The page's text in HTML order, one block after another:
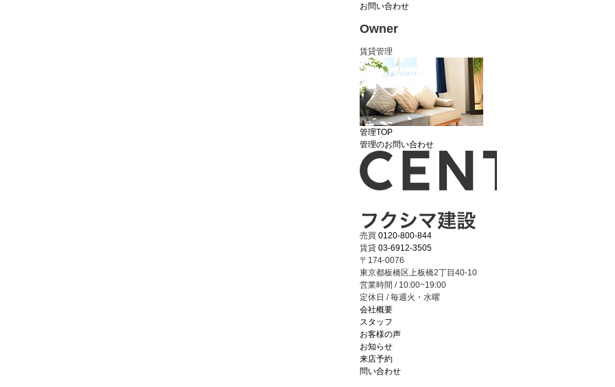
お問い合わせ
Owner
賃貸管理
管理TOP
管理のお問い合わせ
売買 0120-800-844
賃貸 03-6912-3505
〒174-0076
東京都板橋区上板橋2丁目40-10
営業時間 / 10:00~19:00
定休日 / 毎週火・水曜
会社概要
スタッフ
お客様の声
お知らせ
来店予約
問い合わせ